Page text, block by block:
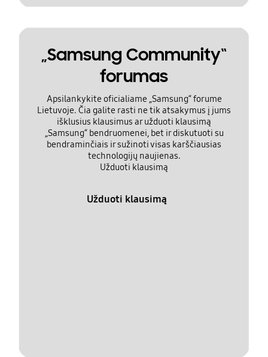
„Samsung Community“
forumas
Apsilankykite oficialiame „Samsung“ forume
Lietuvoje. Čia galite rasti ne tik atsakymus į jums
išklusius klausimus ar užduoti klausimą
„Samsung“ bendruomenei, bet ir diskutuoti su
bendraminčiais ir sužinoti visas karščiausias
technologijų naujienas.
Užduoti klausimą
Užduoti klausimą